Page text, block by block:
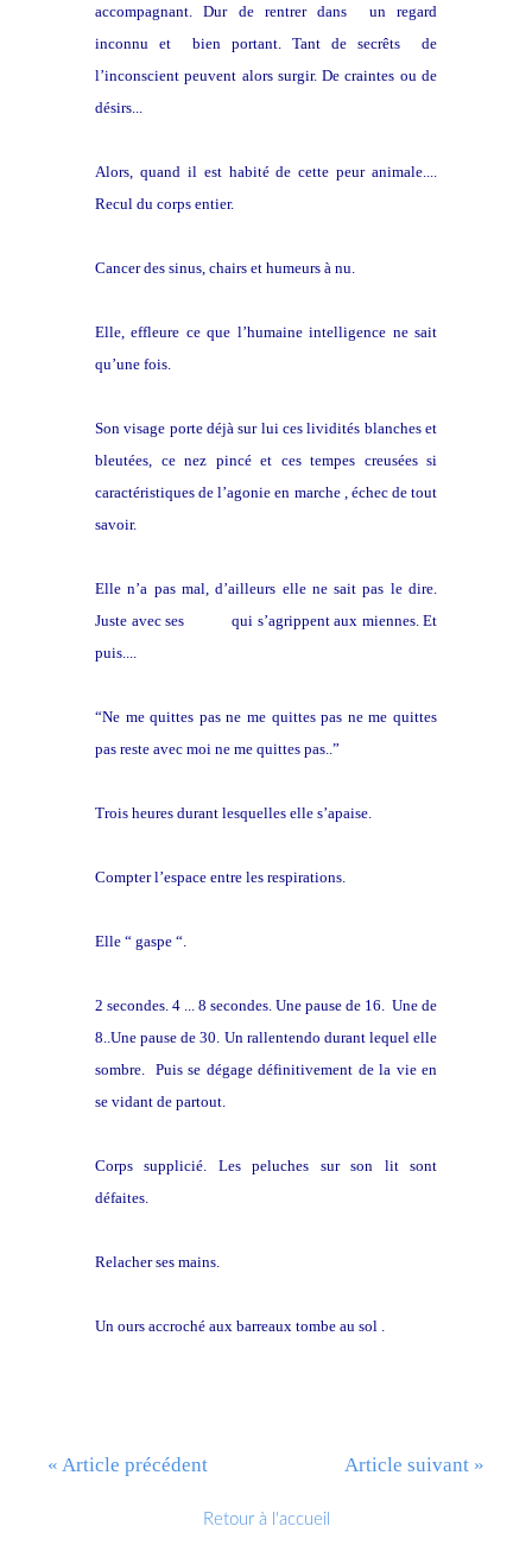
accompagnant. Dur de rentrer dans un regard
inconnu et bien portant. Tant de secrêts de
l’inconscient peuvent alors surgir. De craintes ou de
désirs...
Alors, quand il est habité de cette peur animale....
Recul du corps entier.
Cancer des sinus, chairs et humeurs à nu.
Elle, effleure ce que l’humaine intelligence ne sait
qu’une fois.
Son visage porte déjà sur lui ces lividités blanches et
bleutées, ce nez pincé et ces tempes creusées si
caractéristiques de l’agonie en marche , échec de tout
savoir.
Elle n’a pas mal, d’ailleurs elle ne sait pas le dire.
Juste avec ses
qui s’agrippent aux miennes. Et
puis....
“Ne me quittes pas ne me quittes pas ne me quittes
pas reste avec moi ne me quittes pas..”
Trois heures durant lesquelles elle s’apaise.
Compter l’espace entre les respirations.
Elle “ gaspe “.
2 secondes. 4 ... 8 secondes. Une pause de 16. Une de
8..Une pause de 30. Un rallentendo durant lequel elle
sombre. Puis se dégage définitivement de la vie en
se vidant de partout.
Corps supplicié. Les peluches sur son lit sont
défaites.
Relacher ses mains.
Un ours accroché aux barreaux tombe au sol .
« Article précédent Article suivant »
Retour à l'accueil